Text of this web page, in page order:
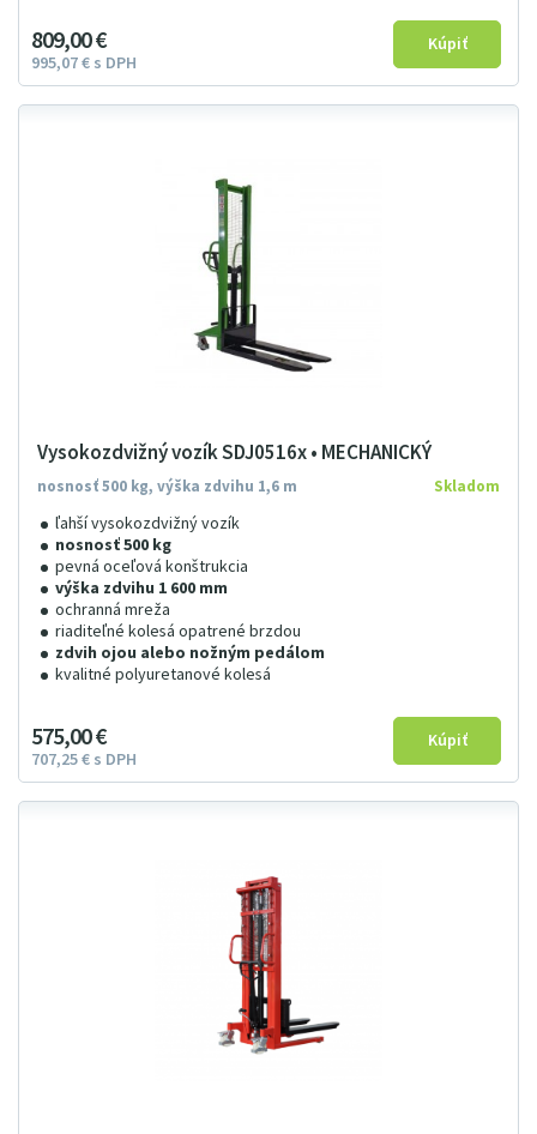
809 00€
995 07€ s DPH
Vysokozdvižný vozík SDJ0516x • MECHANICKÝ
nosnosť 500 kg, výška zdvihu 1,6 m
ľahší vysokozdvižný vozík
nosnosť 500 kg
pevná oceľová konštrukcia
výška zdvihu 1 600 mm
ochranná mreža
riaditeľné kolesá opatrené brzdou
zdvih ojou alebo nožným pedálom
kvalitné polyuretanové kolesá
Skladom
575 00€
707 25€ s DPH